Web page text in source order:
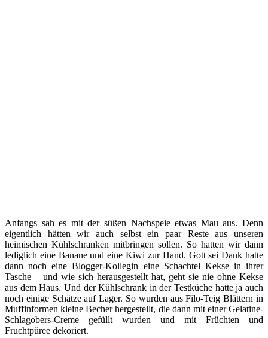
Anfangs sah es mit der süßen Nachspeie etwas Mau aus. Denn
eigentlich hätten wir auch selbst ein paar Reste aus unseren
heimischen Kühlschranken mitbringen sollen. So hatten wir dann
lediglich eine Banane und eine Kiwi zur Hand. Gott sei Dank hatte
dann noch eine Blogger-Kollegin eine Schachtel Kekse in ihrer
Tasche – und wie sich herausgestellt hat, geht sie nie ohne Kekse
aus dem Haus. Und der Kühlschrank in der Testküche hatte ja auch
noch einige Schätze auf Lager. So wurden aus Filo-Teig Blättern in
Muffinformen kleine Becher hergestellt, die dann mit einer Gelatine-
Schlagobers-Creme gefüllt wurden und mit Früchten und
Fruchtpüree dekoriert.